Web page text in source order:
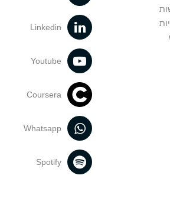
Linkedin
Youtube
Coursera
Whatsapp
Spotify